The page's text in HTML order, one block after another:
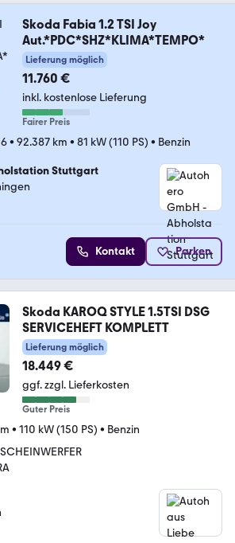
Skoda Fabia 1.2 TSI Joy
Aut.*PDC*SHZ*KLIMA*TEMPO*
Lieferung möglich
11.760 €
inkl. kostenlose Lieferung
Fairer Preis
• 92.387 km • 81 kW (110 PS) • Benzin
Stuttgart
Kontakt Parken
Skoda KAROQ STYLE 1.5TSI DSG
SERVICEHEFT KOMPLETT
Lieferung möglich
18.449 €
ggf. zzgl. Lieferkosten
Guter Preis
• 110 kW (150 PS) • Benzin